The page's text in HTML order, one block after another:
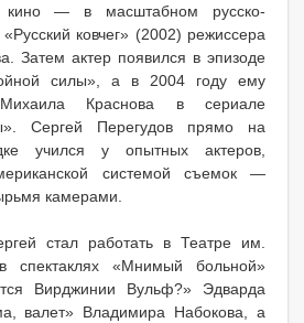
— в масштабном русско-
ковчег» (2002) режиссера
Затем актер появился в эпизоде
силы», а в 2004 году ему
Краснова в сериале
Сергей Перегудов прямо на
учился у опытных актеров,
системой съемок —
камерами.
стал работать в Театре им.
спектаклях «Мнимый больной»
Вирджинии Вульф?» Эдварда
валет» Владимира Набокова, а